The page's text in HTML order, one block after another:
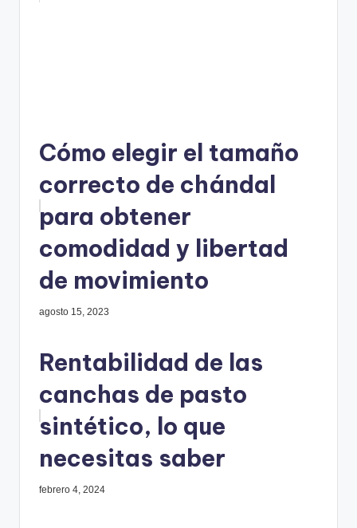
Cómo elegir el tamaño
correcto de chándal
para obtener
comodidad y libertad
de movimiento
agosto 15, 2023
Rentabilidad de las
canchas de pasto
sintético, lo que
necesitas saber
febrero 4, 2024